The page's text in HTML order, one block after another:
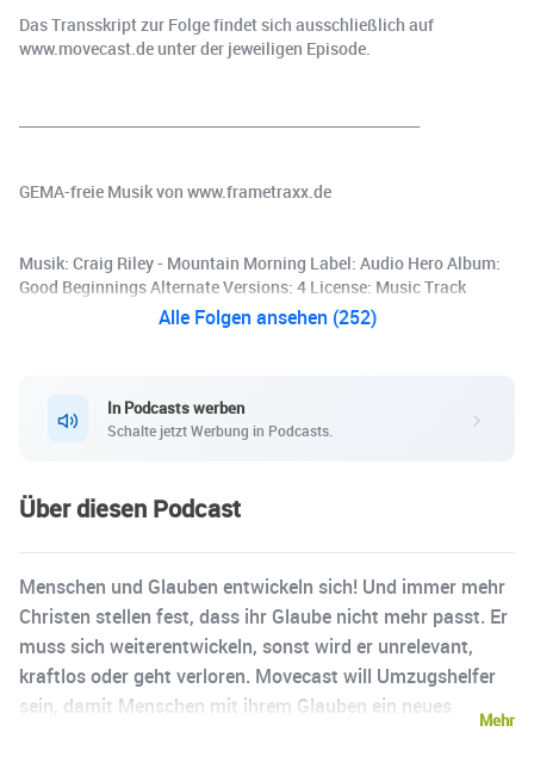
Das Transskript zur Folge findet sich ausschließlich auf
www.movecast.de unter der jeweiligen Episode.
GEMA-freie Musik von www.frametraxx.de
Musik: Craig Riley - Mountain Morning Label: Audio Hero Album:
Good Beginnings Alternate Versions: 4 License: Music Track
Alle Folgen ansehen (252)
In Podcasts werben
Schalte jetzt Werbung in Podcasts.
Über diesen Podcast
Menschen und Glauben entwickeln sich! Und immer mehr
Christen stellen fest, dass ihr Glaube nicht mehr passt. Er
muss sich weiterentwickeln, sonst wird er unrelevant,
kraftlos oder geht verloren. Movecast will Umzugshelfer
sein, damit Menschen mit ihrem Glauben ein neues
Mehr